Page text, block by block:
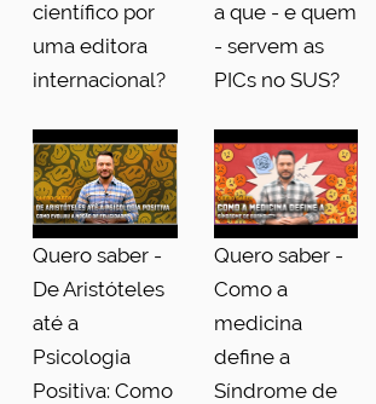
científico por
uma editora
internacional?
a que - e quem
- servem as
PICs no SUS?
Quero saber -
De Aristóteles
até a
Psicologia
Positiva: Como
Quero saber -
Como a
medicina
define a
Síndrome de